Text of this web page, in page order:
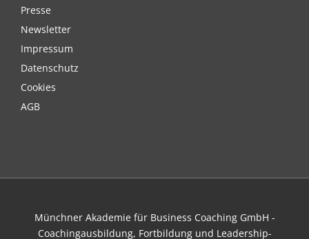
Presse
Newsletter
Impressum
Datenschutz
Cookies
AGB
Münchner Akademie für Business Coaching GmbH -
Coachingausbildung, Fortbildung und Leadership-